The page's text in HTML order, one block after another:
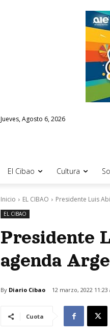
Jueves, Agosto 6, 2026
El Cibao Cultura
Inicio EL CIBAO Presidente Luis
EL CIBAO
Presidente
agenda
By Diario Cibao 12 marzo, 2022 11:23
Cuota